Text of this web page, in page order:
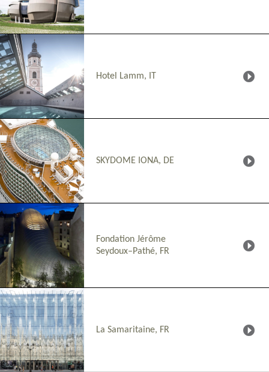
Hotel Lamm, IT
SKYDOME IONA, DE
Fondation Jérôme
Seydoux–Pathé, FR
La Samaritaine, FR